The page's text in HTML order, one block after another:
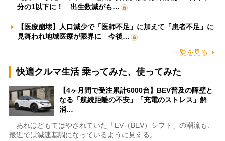
分の1以下に！ 出生数減がも…
【医療崩壊】人口減少で「医師不足」に加えて「患者不足」に
見舞われ地域医療が限界に 今後…
一覧を見る
快適クルマ生活 乗ってみた、使ってみた
【4ヶ月間で受注累計6000台】BEV普及の障壁と
なる「航続距離の不安」「充電のストレス」解
消…
あれほどもてはやされていた「EV（BEV）シフト」の潮流も、
最近では減速基調になっているように見える。…